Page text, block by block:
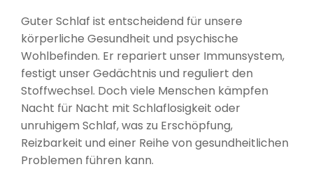
Guter Schlaf ist entscheidend für unsere
körperliche Gesundheit und psychische
Wohlbefinden. Er repariert unser Immunsystem,
festigt unser Gedächtnis und reguliert den
Stoffwechsel. Doch viele Menschen kämpfen
Nacht für Nacht mit Schlaflosigkeit oder
unruhigem Schlaf, was zu Erschöpfung,
Reizbarkeit und einer Reihe von gesundheitlichen
Problemen führen kann.